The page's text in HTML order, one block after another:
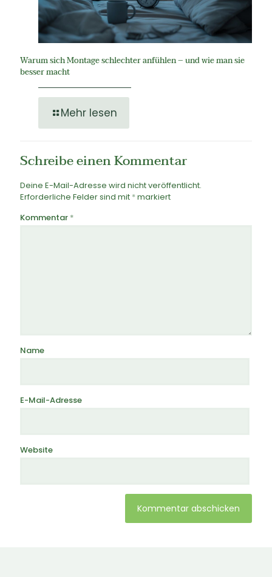
Warum sich Montage schlechter anfühlen – und wie man sie
besser macht
Mehr lesen
Schreibe einen Kommentar
Deine E-Mail-Adresse wird nicht veröffentlicht.
Erforderliche Felder sind mit *markiert
Kommentar *
Name
E-Mail-Adresse
Website